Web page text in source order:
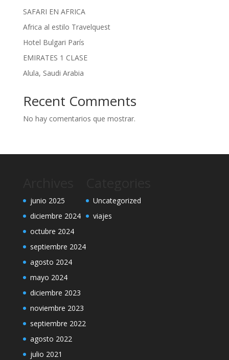
SAFARI EN AFRICA
Africa al estilo Travelquest
Hotel Bulgari París
EMIRATES 1 CLASE
Alula, Saudi Arabia
Recent Comments
No hay comentarios que mostrar.
junio 2025
diciembre 2024
octubre 2024
septiembre 2024
agosto 2024
mayo 2024
diciembre 2023
noviembre 2023
septiembre 2022
agosto 2022
julio 2021
Uncategorized
viajes